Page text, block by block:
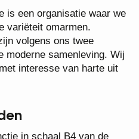
is een organisatie waar
variëteit omarmen.
volgens ons twee
moderne samenleving.
met interesse van